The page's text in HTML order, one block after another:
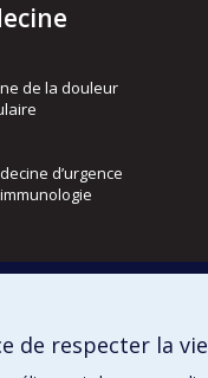
de la douleur
d’urgence
de respecter la